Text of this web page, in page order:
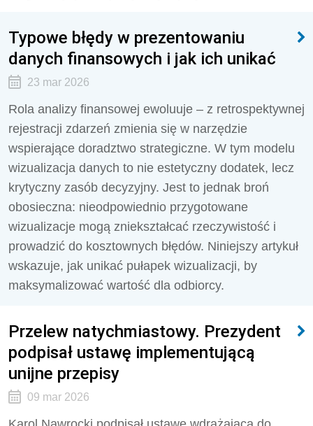
Typowe błędy w prezentowaniu
danych finansowych i jak ich unikać
23 mar 2026
Rola analizy finansowej ewoluuje – z retrospektywnej
rejestracji zdarzeń zmienia się w narzędzie
wspierające doradztwo strategiczne. W tym modelu
wizualizacja danych to nie estetyczny dodatek, lecz
krytyczny zasób decyzyjny. Jest to jednak broń
obosieczna: nieodpowiednio przygotowane
wizualizacje mogą zniekształcać rzeczywistość i
prowadzić do kosztownych błędów. Niniejszy artykuł
wskazuje, jak unikać pułapek wizualizacji, by
maksymalizować wartość dla odbiorcy.
Przelew natychmiastowy. Prezydent
podpisał ustawę implementującą
unijne przepisy
09 mar 2026